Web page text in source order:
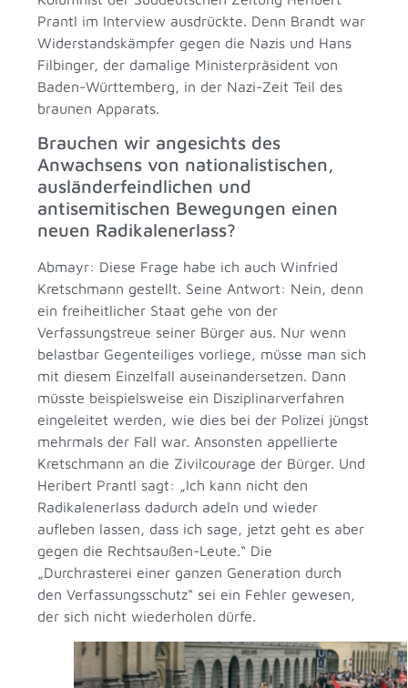
Prantl im Interview ausdrückte. Denn Brandt war
Widerstandskämpfer gegen die Nazis und Hans
Filbinger, der damalige Ministerpräsident von
Baden-Württemberg, in der Nazi-Zeit Teil des
braunen Apparats.
Brauchen wir angesichts des
Anwachsens von nationalistischen,
ausländerfeindlichen und
antisemitischen Bewegungen einen
neuen Radikalenerlass?
Abmayr: Diese Frage habe ich auch Winfried
Kretschmann gestellt. Seine Antwort: Nein, denn
ein freiheitlicher Staat gehe von der
Verfassungstreue seiner Bürger aus. Nur wenn
belastbar Gegenteiliges vorliege, müsse man sich
mit diesem Einzelfall auseinandersetzen. Dann
müsste beispielsweise ein Disziplinarverfahren
eingeleitet werden, wie dies bei der Polizei jüngst
mehrmals der Fall war. Ansonsten appellierte
Kretschmann an die Zivilcourage der Bürger. Und
Heribert Prantl sagt: „Ich kann nicht den
Radikalenerlass dadurch adeln und wieder
aufleben lassen, dass ich sage, jetzt geht es aber
gegen die Rechtsaußen-Leute.“ Die
„Durchrasterei einer ganzen Generation durch
den Verfassungsschutz“ sei ein Fehler gewesen,
der sich nicht wiederholen dürfe.